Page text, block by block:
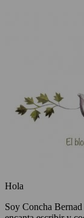
Hola
Soy Concha